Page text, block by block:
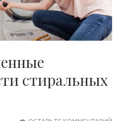
стиральных